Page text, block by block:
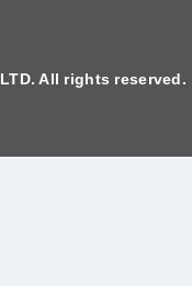
All rights reserved.